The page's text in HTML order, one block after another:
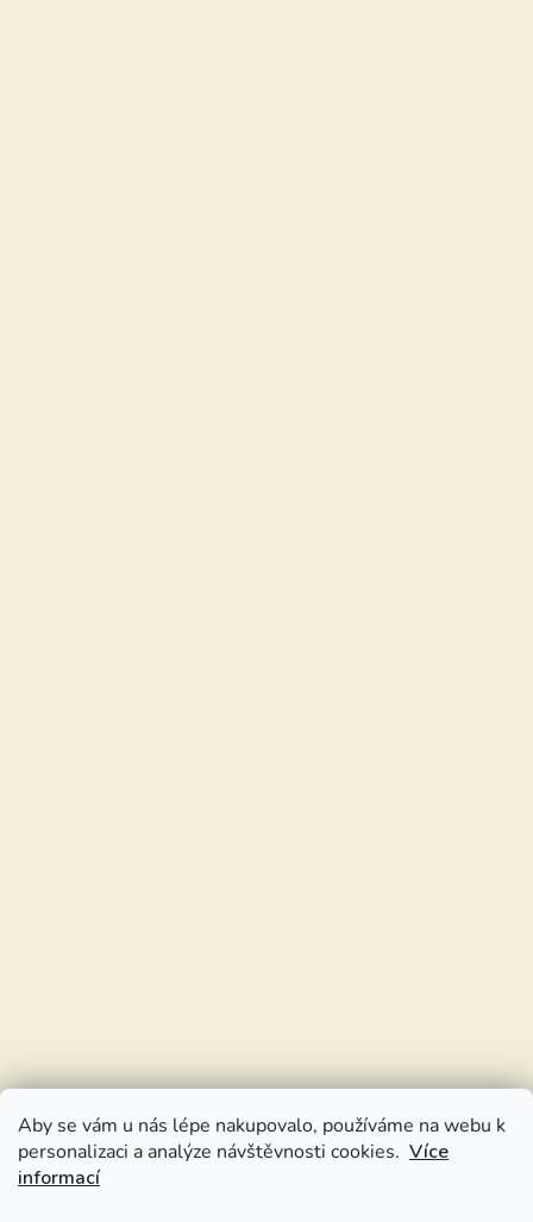
Aby se vám u nás lépe nakupovalo, používáme na webu k
personalizaci a analýze návštěvnosti cookies. Více
informací